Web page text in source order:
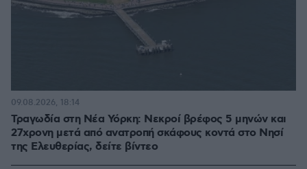
Τραγωδία στη Νέα Υόρκη: Νεκροί βρέφος 5 μηνών και
27χρονη μετά από ανατροπή σκάφους κοντά στο Νησί
της Ελευθερίας, δείτε βίντεο
09.08.2026, 18:14